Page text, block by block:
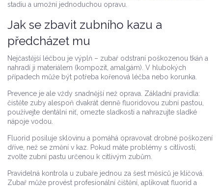
stadiu a umožní jednoduchou opravu.
Jak se zbavit zubního kazu a
předcházet mu
Nejčastější léčbou je výplň – zubař odstraní poškozenou tkáň a
nahradí ji materiálem (kompozit, amalgám). V hlubokých
případech může být potřeba kořenová léčba nebo korunka.
Prevence je ale vždy snadnější než oprava. Základní pravidla:
čistěte zuby alespoň dvakrát denně fluoridovou zubní pastou,
používejte dentální niť, omezte sladkosti a nahrazujte sladké
nápoje vodou.
Fluorid posiluje sklovinu a pomáhá opravovat drobné poškození
dříve, než se změní v kaz. Pokud máte problémy s citlivostí,
zvolte zubní pastu určenou k citlivým zubům.
Pravidelná kontrola u zubaře jednou za šest měsíců je klíčová.
Zubař může provést profesionální čištění, aplikovat fluorid a